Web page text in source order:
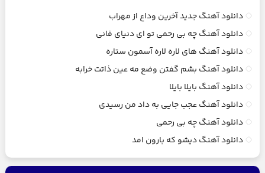
دانلود آهنگ جدید آخرین وداع از مهراب
دانلود آهنگ چه بی رحمی تو ای دنیای فانی
دانلود آهنگ های لاره لاره آسمون ستاره
دانلود آهنگ بشم گفتن وضع مه عین ذاتت خرابه
دانلود آهنگ بایلا بایلا
دانلود آهنگ عجب جایی به داد من رسیدی
دانلود آهنگ چه بی رحمی
دانلود آهنگ دیشو که بارون امد